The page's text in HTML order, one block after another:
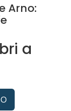
Arno:
a